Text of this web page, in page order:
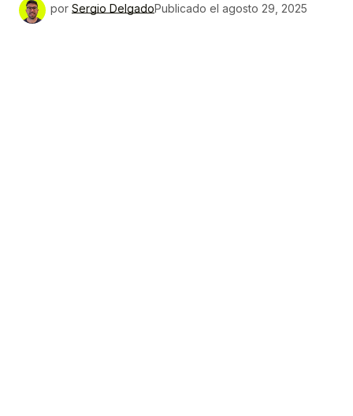
por Sergio DelgadoPublicado el agosto 29, 2025